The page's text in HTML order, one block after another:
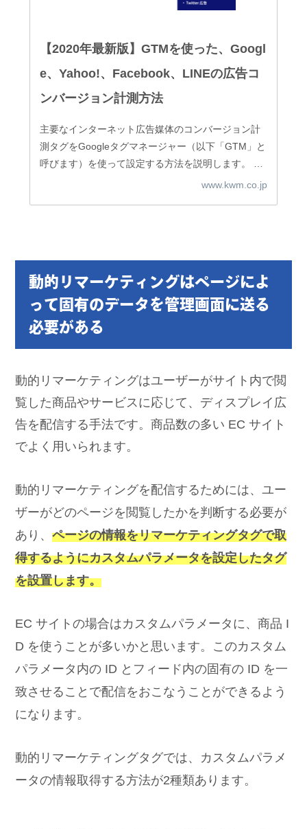
【2020年最新版】GTMを使った、Googl
e、Yahoo!、Facebook、LINEの広告コ
ンバージョン計測方法
主要なインターネット広告媒体のコンバージョン計
測タグをGoogleタグマネージャー（以下「GTM」と
呼びます）を使って設定する方法を説明します。 ま
た、各媒体の最新のコンバージョン計測タグの全体
www.kwm.co.jp
動的リマーケティングはページによ
って固有のデータを管理画面に送る
必要がある
動的リマーケティングはユーザーがサイト内で閲
覧した商品やサービスに応じて、ディスプレイ広
告を配信する手法です。商品数の多い EC サイト
でよく用いられます。
動的リマーケティングを配信するためには、ユー
ザーがどのページを閲覧したかを判断する必要が
あり、ページの情報をリマーケティングタグで取
得するようにカスタムパラメータを設定したタグ
を設置します。
EC サイトの場合はカスタムパラメータに、商品 I
D を使うことが多いかと思います。このカスタム
パラメータ内の ID とフィード内の固有の ID を一
致させることで配信をおこなうことができるよう
になります。
動的リマーケティングタグでは、カスタムパラメ
ータの情報取得する方法が2種類あります。